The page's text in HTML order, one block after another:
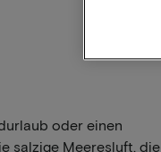
oder einen
salzige Meeresluft, die